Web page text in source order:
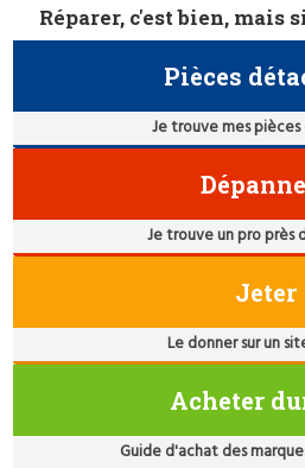
Réparer, c'est bien, mais
Pièces
Je trouve mes
Je trouve un pro près
Jeter
Le donner sur un
Acheter
Guide d'achat des